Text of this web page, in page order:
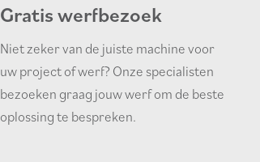
Gratis werfbezoek
Niet zeker van de juiste machine voor
uw project of werf? Onze specialisten
bezoeken graag jouw werf om de beste
oplossing te bespreken.